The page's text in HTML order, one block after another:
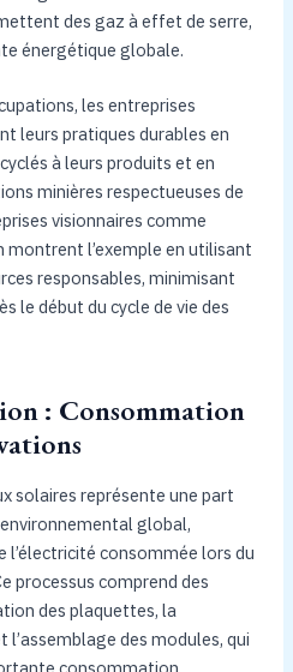
des gaz à effet de serre,
énergétique globale.
les entreprises
leurs pratiques durables en
à leurs produits et en
minières respectueuses de
visionnaires comme
montrent l’exemple en utilisant
responsables, minimisant
le début du cycle de vie des
: Consommation
solaires représente une part
global,
l’électricité consommée lors du
processus comprend des
des plaquettes, la
des modules, qui